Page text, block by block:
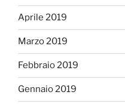
Aprile 2019
Marzo 2019
Febbraio 2019
Gennaio 2019